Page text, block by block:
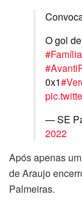
O gol
0x1
— SE
2022
Após apenas
de Araujo
Palmeiras.